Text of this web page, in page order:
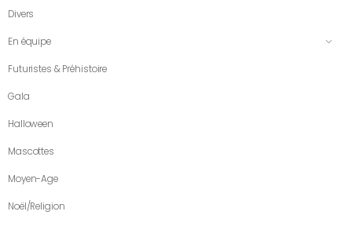
Divers
En équipe
Futuristes & Préhistoire
Gala
Halloween
Mascottes
Moyen-Age
Noël/Religion